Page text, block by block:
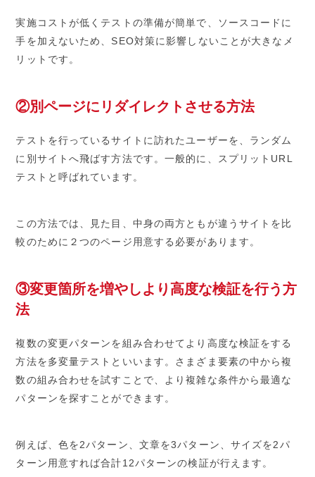
実施コストが低くテストの準備が簡単で、ソースコードに
手を加えないため、SEO対策に影響しないことが大きなメ
リットです。
②別ページにリダイレクトさせる方法
テストを行っているサイトに訪れたユーザーを、ランダム
に別サイトへ飛ばす方法です。一般的に、スプリットURL
テストと呼ばれています。
この方法では、見た目、中身の両方ともが違うサイトを比
較のために２つのページ用意する必要があります。
③変更箇所を増やしより高度な検証を行う方
法
複数の変更パターンを組み合わせてより高度な検証をする
方法を多変量テストといいます。さまざま要素の中から複
数の組み合わせを試すことで、より複雑な条件から最適な
パターンを探すことができます。
例えば、色を2パターン、文章を3パターン、サイズを2パ
ターン用意すれば合計12パターンの検証が行えます。